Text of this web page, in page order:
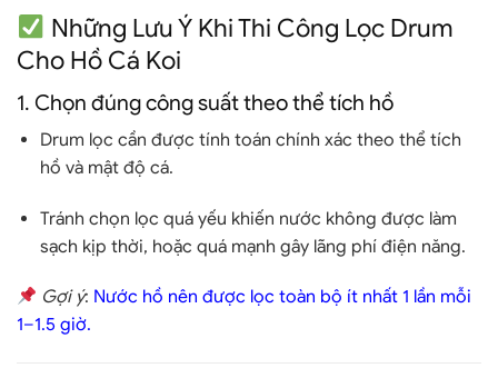
Những Lưu Ý Khi Thi Công Lọc Drum
Cho Hồ Cá Koi
1. Chọn đúng công suất theo thể tích hồ
Drum lọc cần được tính toán chính xác theo thể tích
hồ và mật độ cá.
Tránh chọn lọc quá yếu khiến nước không được làm
sạch kịp thời, hoặc quá mạnh gây lãng phí điện năng.
Gợi ý: Nước hồ nên được lọc toàn bộ ít nhất 1 lần mỗi
1–1.5 giờ.